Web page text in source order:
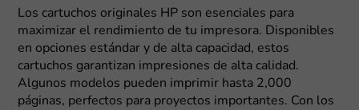
Los cartuchos originales HP son esenciales para
maximizar el rendimiento de tu impresora. Disponibles
en opciones estándar y de alta capacidad, estos
cartuchos garantizan impresiones de alta calidad.
Algunos modelos pueden imprimir hasta 2,000
páginas, perfectos para proyectos importantes. Con los